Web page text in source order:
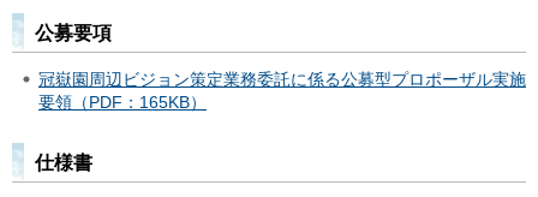
公募要項
冠嶽園周辺ビジョン策定業務委託に係る公募型プロポーザル実施
要領（PDF：165KB）
仕様書